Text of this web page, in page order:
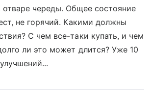
отваре череды. Общее состояние
не горячий. Какими должны
С чем все-таки купать, и чем
ли это может длится? Уже 10